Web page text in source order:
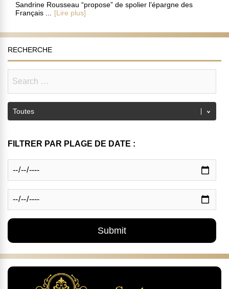
Sandrine Rousseau “propose” de spolier l’épargne des
Français ... [Lire plus]
RECHERCHE
FILTRER PAR PLAGE DE DATE :